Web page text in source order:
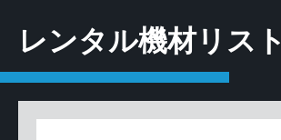
レンタル機材リスト